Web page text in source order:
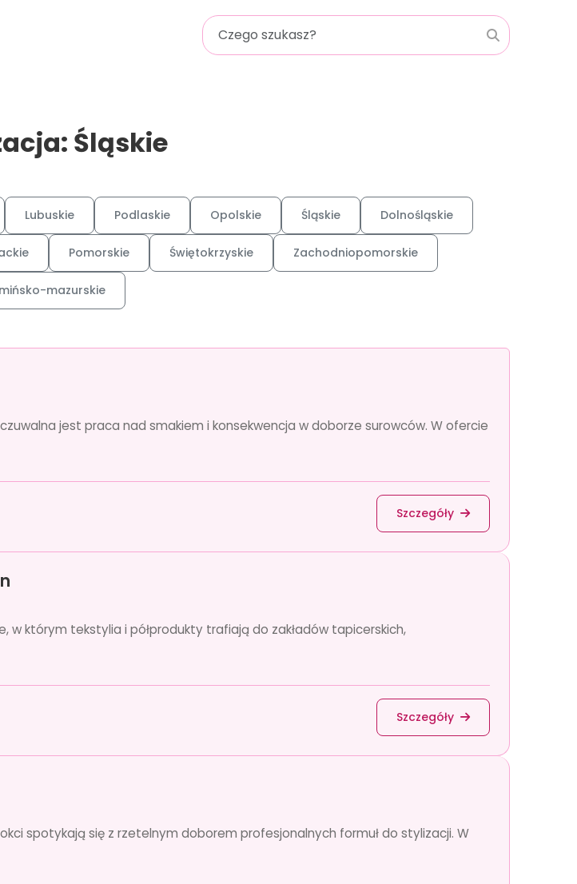
Śląskie
Lubuskie Podlaskie Opolskie Śląskie Dolnośląskie
Pomorskie Świętokrzyskie Zachodniopomorskie
mazurskie
jest praca nad smakiem i konsekwencja w doborze surowców. W ofercie
Szczegóły
w którym tekstylia i półprodukty trafiają do zakładów tapicerskich,
Szczegóły
spotykają się z rzetelnym doborem profesjonalnych formuł do stylizacji. W